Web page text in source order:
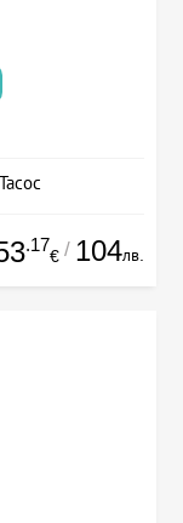
.17
€ / 104лв.